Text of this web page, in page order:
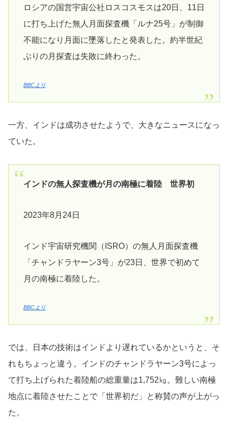
ロシアの国営宇宙公社ロスコスモスは20日、11日
に打ち上げた無人月面探査機「ルナ25号」が制御
不能になり月面に墜落したと発表した。約半世紀
ぶりの月探査は失敗に終わった。
BBCより
一方、インドは成功させたようで、大きなニュースになっ
ていた。
インドの無人探査機が月の南極に着陸 世界初
2023年8月24日
インド宇宙研究機関（ISRO）の無人月面探査機
「チャンドラヤーン3号」が23日、世界で初めて
月の南極に着陸した。
BBCより
では、日本の技術はインドより遅れているかというと、そ
れもちょっと違う。インドのチャンドラヤーン3号によっ
て打ち上げられた着陸船の総重量は1,752㎏。難しい南極
地点に着陸させたことで「世界初だ」と称賛の声が上がっ
た。